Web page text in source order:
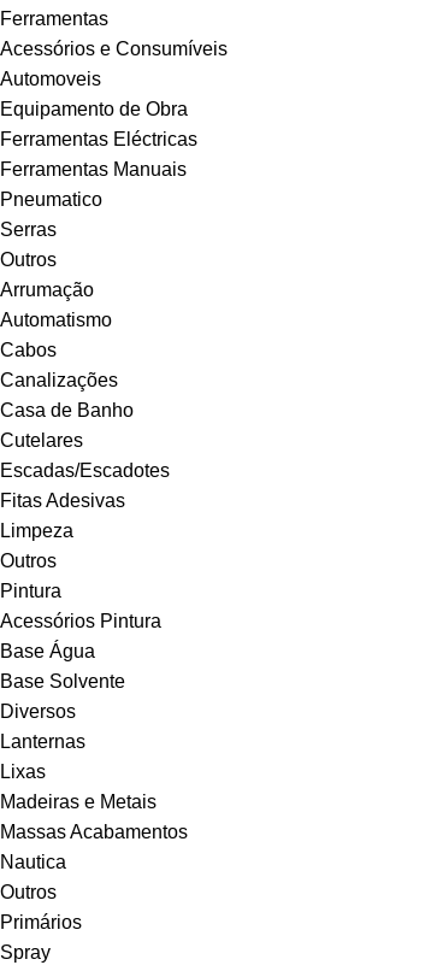
Ferramentas
Acessórios e Consumíveis
Automoveis
Equipamento de Obra
Ferramentas Eléctricas
Ferramentas Manuais
Pneumatico
Serras
Outros
Arrumação
Automatismo
Cabos
Canalizações
Casa de Banho
Cutelares
Escadas/Escadotes
Fitas Adesivas
Limpeza
Outros
Pintura
Acessórios Pintura
Base Água
Base Solvente
Diversos
Lanternas
Lixas
Madeiras e Metais
Massas Acabamentos
Nautica
Outros
Primários
Spray